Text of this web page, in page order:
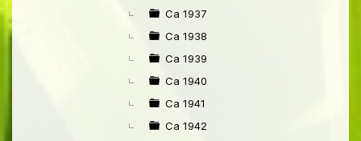
Ca 1937
Ca 1938
Ca 1939
Ca 1940
Ca 1941
Ca 1942